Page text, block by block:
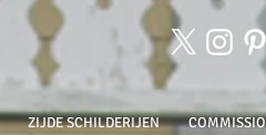
ZIJDE SCHILDERIJEN